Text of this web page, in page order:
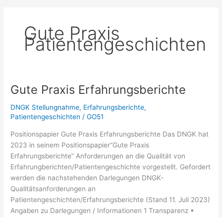
Gute Praxis
Patientengeschichten
Gute Praxis Erfahrungsberichte
DNGK Stellungnahme, Erfahrungsberichte,
Patientengeschichten /GO51
Positionspapier Gute Praxis Erfahrungsberichte Das DNGK hat
2023 in seinem Positionspapier“Gute Praxis
Erfahrungsberichte” Anforderungen an die Qualität von
Erfahrungberichten/Patientengeschichte vorgestellt. Gefordert
werden die nachstehenden Darlegungen DNGK-
Qualitätsanforderungen an
Patientengeschichten/Erfahrungsberichte (Stand 11. Juli 2023)
Angaben zu Darlegungen / Informationen 1 Transparenz ▪